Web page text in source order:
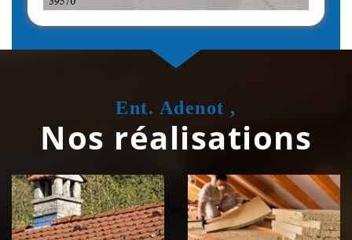
Ent. Adenot ,
Nos réalisations
Couvreur
zingueur 39
Jura
Isolation de
toiture 39
Jura